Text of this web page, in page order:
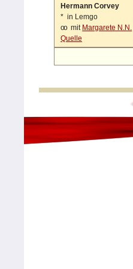
Hermann Corvey
* in Lemgo
oo mit Margarete N.N.
Quelle